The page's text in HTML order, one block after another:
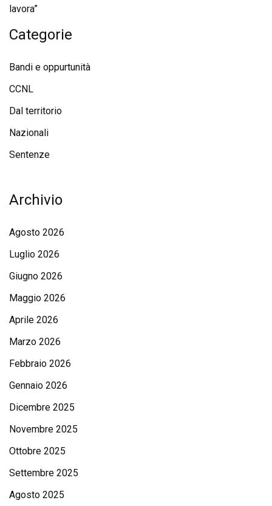
lavora”
Categorie
Bandi e oppurtunità
CCNL
Dal territorio
Nazionali
Sentenze
Archivio
Agosto 2026
Luglio 2026
Giugno 2026
Maggio 2026
Aprile 2026
Marzo 2026
Febbraio 2026
Gennaio 2026
Dicembre 2025
Novembre 2025
Ottobre 2025
Settembre 2025
Agosto 2025